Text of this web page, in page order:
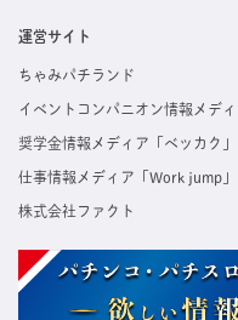
運営サイト
ちゃみパチランド
イベントコンパニオン情報メディ
奨学金情報メディア「ベッカク」
仕事情報メディア「Work jump」
株式会社ファクト